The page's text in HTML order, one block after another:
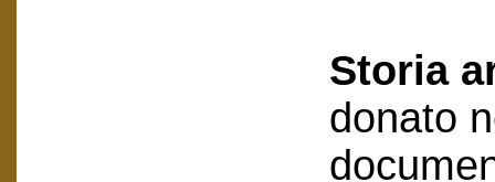
Storia
donato